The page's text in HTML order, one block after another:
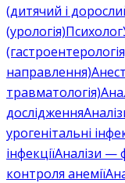
(дитячий і
(урологія)Психолог
направлення)
травматологія)
дослідження
урогенітальні
інфекціїАналізи —
контроля анемії